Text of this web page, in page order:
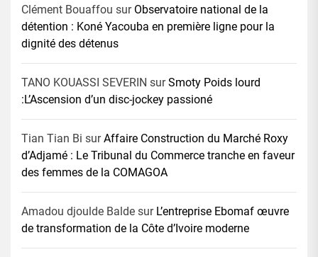
Clément Bouaffou sur Observatoire national de la
détention : Koné Yacouba en première ligne pour la
dignité des détenus
TANO KOUASSI SEVERIN surSmoty Poids lourd
:L’Ascension d’un disc-jockey passioné
Tian Tian Bi surAffaire Construction du Marché Roxy
d’Adjamé : Le Tribunal du Commerce tranche en faveur
des femmes de la COMAGOA
Amadou djoulde Balde sur L’entreprise Ebomaf œuvre
de transformation de la Côte d’Ivoire moderne